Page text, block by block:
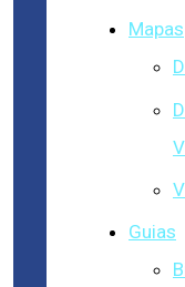
Mapas
Guias